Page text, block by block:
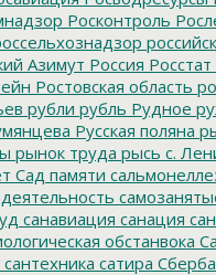
Росконтроль
Азимут Россия Росстат
Ростовская область
рубли рубль Рудное
Русская поляна
рынок труда рысь с.
Сад памяти
санавиация санация
обстанвока
сантехника сатира